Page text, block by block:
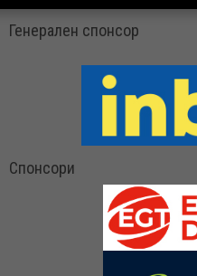
Генерален спонсор
Спонсори